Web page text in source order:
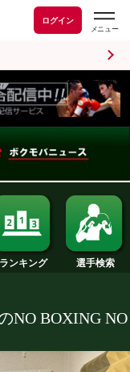
ログイン
ランキング